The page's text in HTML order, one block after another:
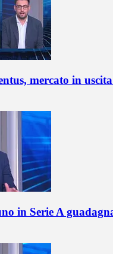
mercato in
in Serie A